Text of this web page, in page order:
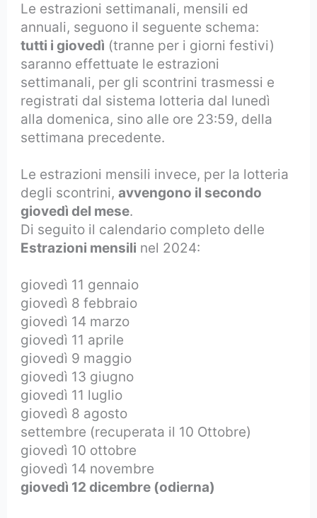
Le estrazioni settimanali, mensili ed
annuali, seguono il seguente schema:
tutti i giovedì (tranne per i giorni festivi)
saranno effettuate le estrazioni
settimanali, per gli scontrini trasmessi e
registrati dal sistema lotteria dal lunedì
alla domenica, sino alle ore 23:59, della
settimana precedente.
Le estrazioni mensili invece, per la lotteria
degli scontrini,avvengono il secondo
giovedì del mese.
Di seguito il calendario completo delle
Estrazioni mensili nel 2024:
giovedì 11 gennaio
giovedì 8 febbraio
giovedì 14 marzo
giovedì 11 aprile
giovedì 9 maggio
giovedì 13 giugno
giovedì 11 luglio
giovedì 8 agosto
settembre (recuperata il 10 Ottobre)
giovedì 10 ottobre
giovedì 14 novembre
giovedì 12 dicembre (odierna)